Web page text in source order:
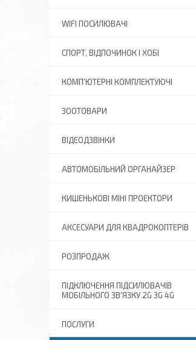
WIFI ПОСИЛЮВАЧІ
СПОРТ, ВІДПОЧИНОК І ХОБІ
КОМП'ЮТЕРНІ КОМПЛЕКТУЮЧІ
ЗООТОВАРИ
ВІДЕОДЗВІНКИ
АВТОМОБІЛЬНИЙ ОРГАНАЙЗЕР
КИШЕНЬКОВІ МІНІ ПРОЕКТОРИ
АКСЕСУАРИ ДЛЯ КВАДРОКОПТЕРІВ
РОЗПРОДАЖ
ПІДКЛЮЧЕННЯ ПІДСИЛЮВАЧІВ
МОБІЛЬНОГО ЗВ'ЯЗКУ 2G 3G 4G
ПОСЛУГИ